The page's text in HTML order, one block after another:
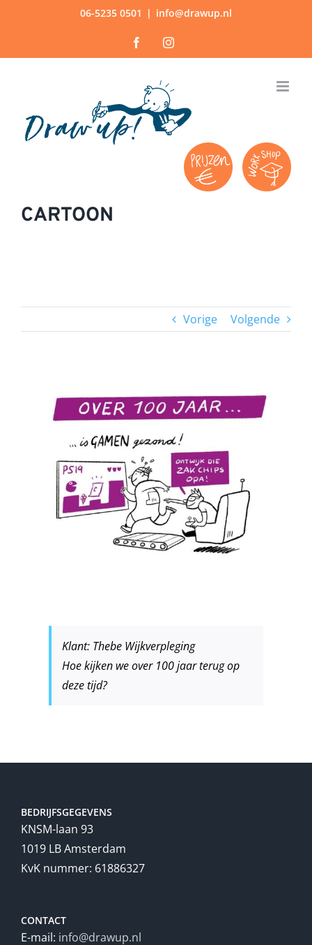
06-5235 0501 | info@drawup.nl
FacebookInstagram
CARTOON
Vorige Volgende
Klant: Thebe Wijkverpleging
Hoe kijken we over 100 jaar terug op
deze tijd?
BEDRIJFSGEGEVENS
KNSM-laan 93
1019 LB Amsterdam
KvK nummer: 61886327
CONTACT
E-mail: info@drawup.nl